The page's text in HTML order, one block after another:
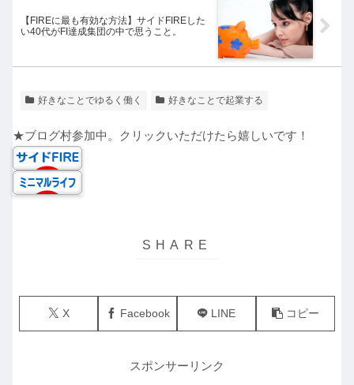
【FIREに最も有効な方法】サイドFIREした
い40代がFI達成集団の中で思うこと。
好きなことでゆるく働く 好きなことで起業する
★ブログ村参加中。クリックいただけたら嬉しいです！
X Facebook LINE コピー
スポンサーリンク